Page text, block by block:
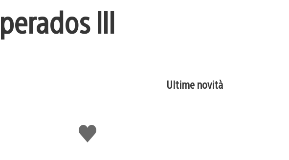
III
Mi
piace
Ultime novità